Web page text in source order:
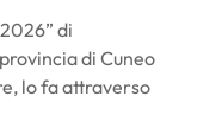
di
di Cuneo
lo fa attraverso